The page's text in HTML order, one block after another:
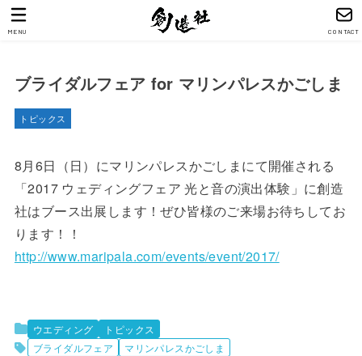
CONTACT
MENU
ブライダルフェア for マリンパレスかごしま
トピックス
8月6日（日）にマリンパレスかごしまにて開催される
「2017 ウェディングフェア 光と音の演出体験」に創造
社はブース出展します！ぜひ皆様のご来場お待ちしてお
ります！！
http://www.maripala.com/events/event/2017/
ウエディング
トピックス
ブライダルフェア
マリンパレスかごしま